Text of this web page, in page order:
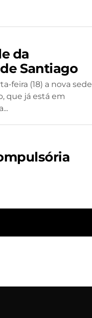
da
Santiago
feira (18) a nova sede
que já está em